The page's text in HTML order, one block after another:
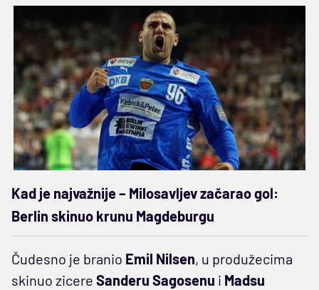
Kad je najvažnije – Milosavljev začarao gol:
Berlin skinuo krunu Magdeburgu
Čudesno je branio Emil Nilsen, u produžecima
skinuo zicere Sanderu Sagosenu i Madsu